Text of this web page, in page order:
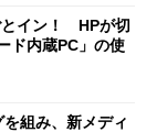
とイン！ HPが切
ド内蔵PC」の使
組み、新メディ